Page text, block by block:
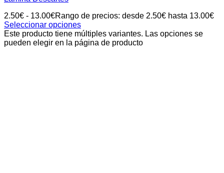
2.50€ - 13.00€Rango de precios: desde 2.50€ hasta 13.00€
Seleccionar opciones
Este producto tiene múltiples variantes. Las opciones se
pueden elegir en la página de producto